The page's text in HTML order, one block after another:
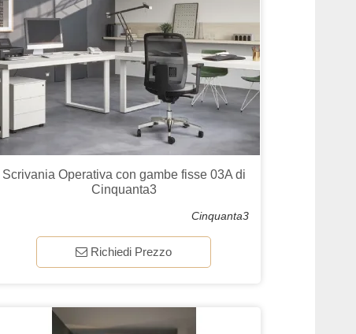
Scrivania Operativa con gambe fisse 03A di
Cinquanta3
Cinquanta3
Richiedi Prezzo